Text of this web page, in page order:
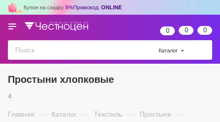
Купон на скидку 5%Промокод: ONLINE
0 0 0
Каталог
Простыни хлопковые
4
Главная — Каталог — Текстиль — Простыни —